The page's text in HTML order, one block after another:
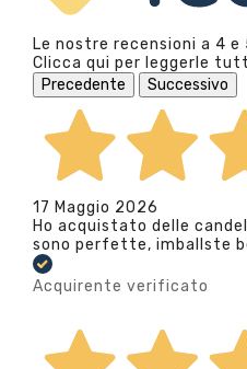
Le nostre recensioni a 4 e
Clicca qui per leggerle
Precedente
Successivo
17 Maggio 2026
Ho acquistato delle
sono perfette, imballste
Acquirente verificato